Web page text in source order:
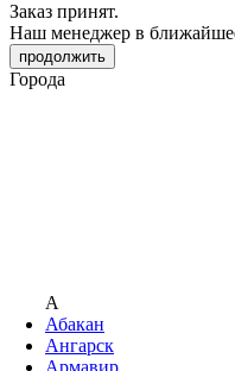
Заказ принят.
Наш менеджер в
продолжить
Города
А
Абакан
Ангарск
Армавир